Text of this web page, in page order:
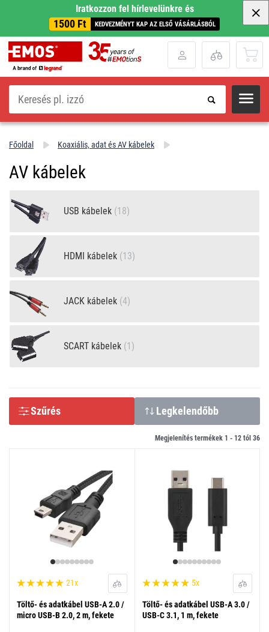
Iratkozzon fel hírlevelünkre és
1500 Ft KEDVEZMÉNYT KAP AZ ELSŐ VÁSÁRLÁSBÓL
Keresés
Főoldal Koaxiális, adat és AV kábelek
AV kábelek
USB kábelek (18)
HDMI kábelek (13)
JACK kábelek (4)
SCART kábelek (1)
Szűrés Legkelendőbb
Megjelenítés termékek 1 - 12 tól 36
21x
Töltő- és adatkábel USB-A 2.0 /
micro USB-B 2.0, 2 m, fekete
5x
Töltő- és adatkábel USB-A 3.0 /
USB-C 3.1, 1 m, fekete